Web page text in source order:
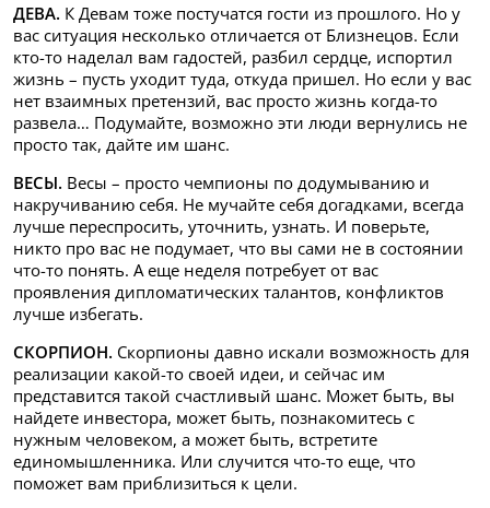
ДЕВА. К Девам тоже постучатся гости из прошлого. Но у
вас ситуация несколько отличается от Близнецов. Если
кто-то наделал вам гадостей, разбил сердце, испортил
жизнь – пусть уходит туда, откуда пришел. Но если у вас
нет взаимных претензий, вас просто жизнь когда-то
развела… Подумайте, возможно эти люди вернулись не
просто так, дайте им шанс.
ВЕСЫ. Весы – просто чемпионы по додумыванию и
накручиванию себя. Не мучайте себя догадками, всегда
лучше переспросить, уточнить, узнать. И поверьте,
никто про вас не подумает, что вы сами не в состоянии
что-то понять. А еще неделя потребует от вас
проявления дипломатических талантов, конфликтов
лучше избегать.
СКОРПИОН. Скорпионы давно искали возможность для
реализации какой-то своей идеи, и сейчас им
представится такой счастливый шанс. Может быть, вы
найдете инвестора, может быть, познакомитесь с
нужным человеком, а может быть, встретите
единомышленника. Или случится что-то еще, что
поможет вам приблизиться к цели.